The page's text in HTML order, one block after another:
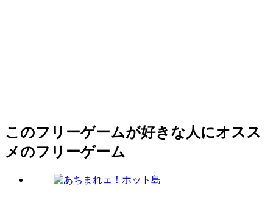
このフリーゲームが好きな人にオスス
メのフリーゲーム